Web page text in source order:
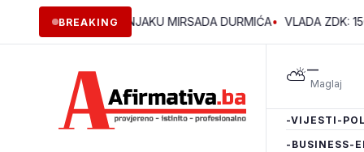
BREAKING
U VOĆNJAKU MIRSADA DURMIĆA• VLADA ZDK: 150.000 KM
⛅—
-VIJESTI -
-BUSINESS-